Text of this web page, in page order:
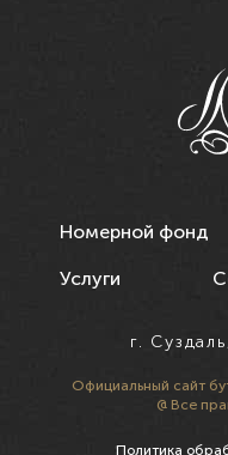
Номерной фонд
Услуги
г.
Официальный сайт
@ Все
Политика